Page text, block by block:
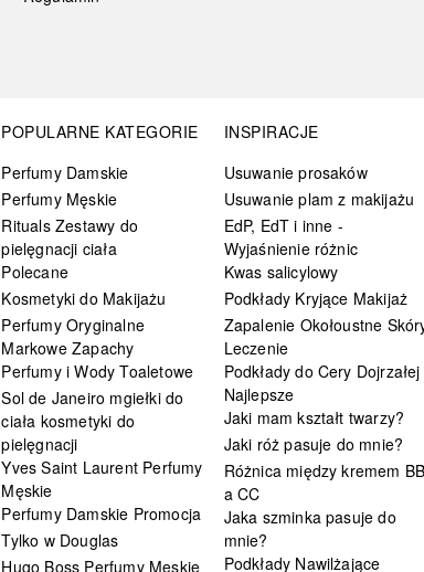
POPULARNE KATEGORIE
Perfumy Damskie
Perfumy Męskie
Rituals Zestawy do
pielęgnacji ciała
Polecane
Kosmetyki do Makijażu
Perfumy Oryginalne
Markowe Zapachy
Perfumy i Wody Toaletowe
Sol de Janeiro mgiełki do
ciała kosmetyki do
pielęgnacji
Yves Saint Laurent Perfumy
Męskie
Perfumy Damskie Promocja
Tylko w Douglas
Hugo Boss Perfumy Męskie
INSPIRACJE
Usuwanie prosaków
Usuwanie plam z makijażu
EdP, EdT i inne -
Wyjaśnienie różnic
Kwas salicylowy
Podkłady Kryjące Makijaż
Zapalenie Okołoustne
Leczenie
Podkłady do Cery Dojrzałej
Najlepsze
Jaki mam kształt twarzy?
Jaki róż pasuje do mnie?
Różnica między kremem BB
a CC
Jaka szminka pasuje do
mnie?
Podkłady Nawilżające